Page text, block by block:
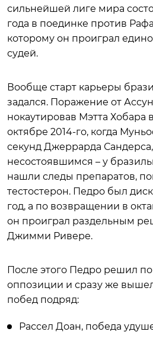
сильнейшей лиге мира
года в поединке против
которому он проиграл
судей.
Вообще старт карьеры
задался. Поражение от
нокаутировав Мэтта Хобара
октябре 2014-го, когда
секунд Джеррарда
несостоявшимся – у
нашли следы препаратов,
тестостерон. Педро был
год, а по возвращении в
он проиграл раздельным
Джимми Ривере.
После этого Педро решил
оппозиции и сразу же
побед подряд:
Рассел Доан, победа